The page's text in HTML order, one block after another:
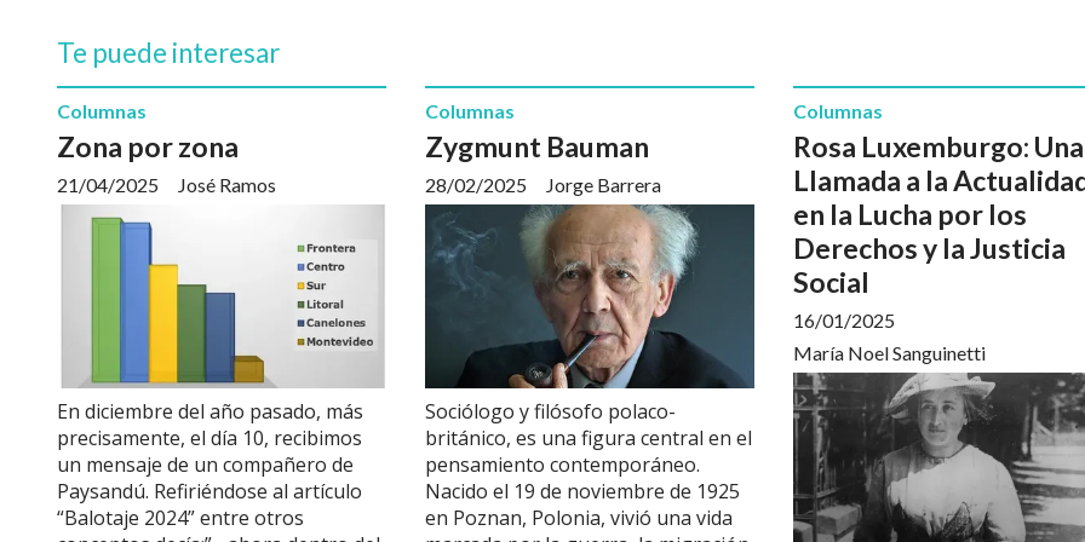
Te puede interesar
Zona por zona
José Ramos
Columnas
21/04/2025
En diciembre del año pasado, más
precisamente, el día 10, recibimos
un mensaje de un compañero de
Paysandú. Refiriéndose al artículo
“Balotaje 2024” entre otros
Zygmunt Bauman
Jorge Barrera
Columnas
28/02/2025
Sociólogo y filósofo polaco-
británico, es una figura central en el
pensamiento contemporáneo.
Nacido el 19 de noviembre de 1925
en Poznan, Polonia, vivió una vida
Rosa Luxemburgo: Una
Llamada a la
en la Lucha por los
Derechos y la Justicia
Social
María Noel Sanguinetti
Columnas
16/01/2025